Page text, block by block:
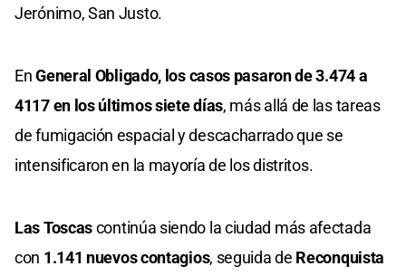
Jerónimo, San Justo.
EnGeneral Obligado, los casos pasaron de 3.474 a
4117 en los últimos siete días, más allá de las tareas
de fumigación espacial y descacharrado que se
intensificaron en la mayoría de los distritos.
Las Toscascontinúa siendo la ciudad más afectada
con 1.141 nuevos contagios, seguida de Reconquista